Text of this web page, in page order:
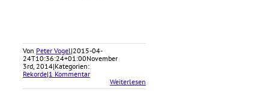
Von Peter Vogel|2015-04-
24T10:36:24+01:00November
3rd, 2014|Kategorien:
Rekorde|1 Kommentar
Weiterlesen